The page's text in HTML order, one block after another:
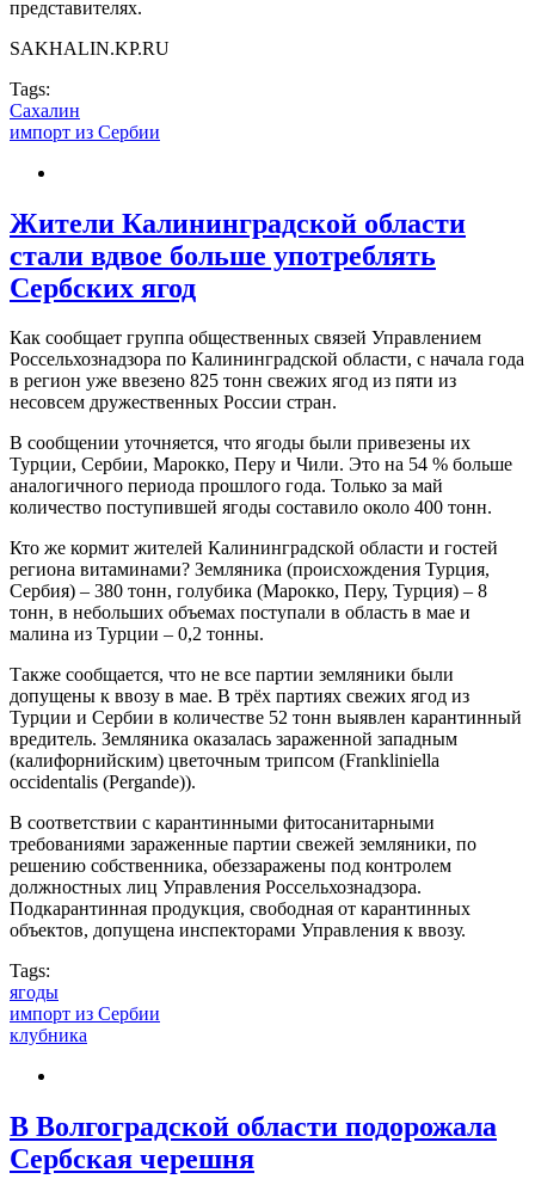
представителях.
SAKHALIN.KP.RU
Tags:
Сахалин
импорт из Сербии
Жители Калининградской области
стали вдвое больше употреблять
Сербских ягод
Как сообщает группа общественных связей Управлением
Россельхознадзора по Калининградской области, с начала года
в регион уже ввезено 825 тонн свежих ягод из пяти из
несовсем дружественных России стран.
В сообщении уточняется, что ягоды были привезены их
Турции, Сербии, Марокко, Перу и Чили. Это на 54 % больше
аналогичного периода прошлого года. Только за май
количество поступившей ягоды составило около 400 тонн.
Кто же кормит жителей Калининградской области и гостей
региона витаминами? Земляника (происхождения Турция,
Сербия) – 380 тонн, голубика (Марокко, Перу, Турция) – 8
тонн, в небольших объемах поступали в область в мае и
малина из Турции – 0,2 тонны.
Также сообщается, что не все партии земляники были
допущены к ввозу в мае. В трёх партиях свежих ягод из
Турции и Сербии в количестве 52 тонн выявлен карантинный
вредитель. Земляника оказалась зараженной западным
(калифорнийским) цветочным трипсом (Frankliniella
occidentalis (Pergande)).
В соответствии с карантинными фитосанитарными
требованиями зараженные партии свежей земляники, по
решению собственника, обеззаражены под контролем
должностных лиц Управления Россельхознадзора.
Подкарантинная продукция, свободная от карантинных
объектов, допущена инспекторами Управления к ввозу.
Tags:
ягоды
импорт из Сербии
клубника
В Волгоградской области подорожала
Сербская черешня